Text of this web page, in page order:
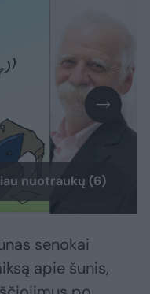
nuotraukų (6)
senokai
apie šunis,